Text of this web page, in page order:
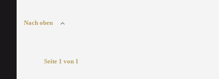
Nach oben
Seite 1 von 1